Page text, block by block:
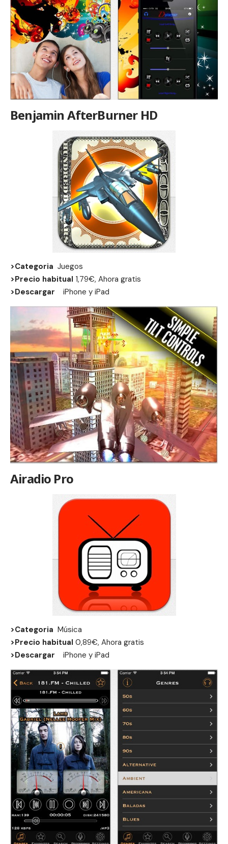
Benjamin AfterBurner HD
>Categoria Juegos
>Precio habitual 1,79€, Ahora gratis
>Descargar iPhone y iPad
Airadio Pro
>Categoria Música
>Precio habitual 0,89€, Ahora gratis
>Descargar iPhone y iPad